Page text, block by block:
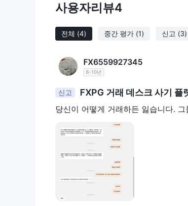
FXPG은(는) 다른 기관에 의해 규제되지 않
WikiFX에서의 FXPG 부정적인 리뷰
WikiFX에서는 "노출"이 사용자로부터 받은
시오. 위험한 중개업체를 "노출" 섹션에서
현재까지 FXPG에 대한 노출은 총 3개 있습
일부 거래자들은 FXPG을(를) 전문적인 서
FXPG와의 거래는 재산 피해의 위험에 노
를 선택하는 것이 좋습니다. 거래 플랫폼
다 향상된 보안과 안심을 얻을 수 있습니다.
사용자리뷰4
전체 (4) 중간 평가 (1) 신고 (3)
FX6559927345
6-10년
신고 FXPG 거래 데스크 사기 플
당신이 어떻게 거래하든 잃습니다.